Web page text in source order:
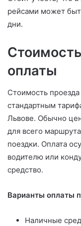
рейсами может
дни.
оплаты
Стоимость
стандартным
Львове. Обычно
для всего
поездки. Оплата
водителю или
средство.
Варианты оплаты
Наличные